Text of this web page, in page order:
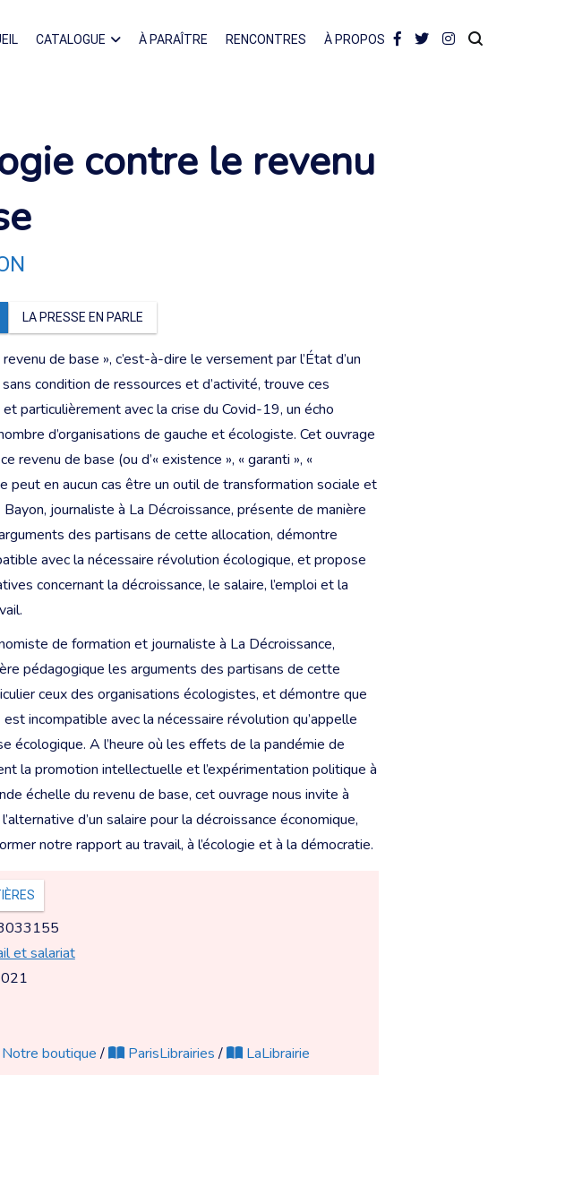
CATALOGUE À PARAÎTRE RENCONTRES À PROPOS
contre le revenu
LA PRESSE EN PARLE
de base », c’est-à-dire le versement par l’État d’un
condition de ressources et d’activité, trouve ces
particulièrement avec la crise du Covid-19, un écho
d’organisations de gauche et écologiste. Cet ouvrage
revenu de base (ou d’« existence », « garanti », «
peut en aucun cas être un outil de transformation sociale et
journaliste à La Décroissance, présente de manière
des partisans de cette allocation, démontre
avec la nécessaire révolution écologique, et propose
concernant la décroissance, le salaire, l’emploi et la
de formation et journaliste à La Décroissance,
pédagogique les arguments des partisans de cette
ceux des organisations écologistes, et démontre que
incompatible avec la nécessaire révolution qu’appelle
écologique. A l’heure où les effets de la pandémie de
la promotion intellectuelle et l’expérimentation politique à
échelle du revenu de base, cet ouvrage nous invite à
d’un salaire pour la décroissance économique,
notre rapport au travail, à l’écologie et à la démocratie.
et salariat
boutique/ ParisLibrairies/ LaLibrairie